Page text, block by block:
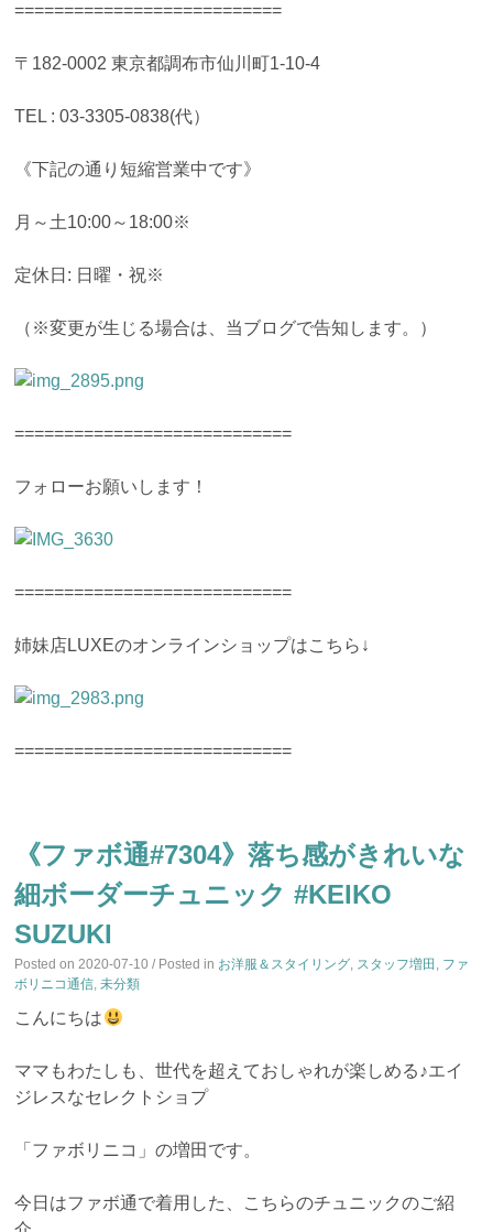
===========================
〒182-0002 東京都調布市仙川町1-10-4
TEL : 03-3305-0838(代）
《下記の通り短縮営業中です》
月～土10:00～18:00※
定休日: 日曜・祝※
（※変更が生じる場合は、当ブログで告知します。）
============================
フォローお願いします！
============================
姉妹店LUXEのオンラインショップはこちら↓
============================
《ファボ通#7304》落ち感がきれいな
細ボーダーチュニック #KEIKO
SUZUKI
Posted on2020-07-10 / Posted in お洋服＆スタイリング, スタッフ増田 , ファ
ボリニコ通信,未分類
こんにちは
ママもわたしも、世代を超えておしゃれが楽しめる♪エイ
ジレスなセレクトショプ
「ファボリニコ」の増田です。
今日はファボ通で着用した、こちらのチュニックのご紹